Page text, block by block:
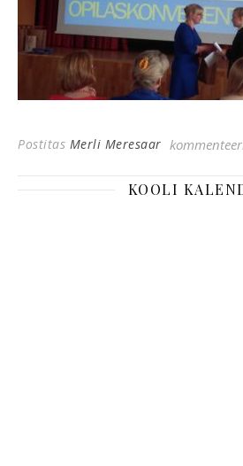
Postitas Merli Meresaar
KOOLI